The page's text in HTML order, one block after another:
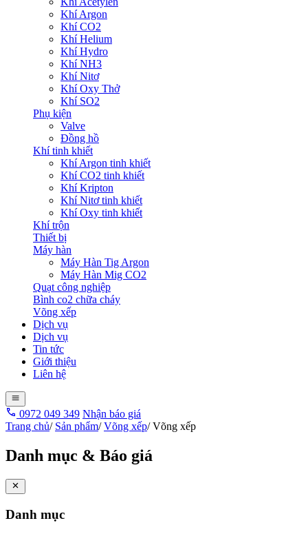
Khí Argon
Khí CO2
Khí Helium
Khí Hydro
Khí NH3
Khí Nitơ
Khí Oxy Thở
Khí SO2
Phụ kiện
Valve
Đồng hồ
Khí tinh khiết
Khí Argon tinh khiết
Khí CO2 tinh khiết
Khí Kripton
Khí Nitơ tinh khiết
Khí Oxy tinh khiết
Khí trộn
Thiết bị
Máy hàn
Máy Hàn Tig Argon
Máy Hàn Mig CO2
Quạt công nghiệp
Bình co2 chữa cháy
Võng xếp
Dịch vụ
Dịch vụ
Tin tức
Giới thiệu
Liên hệ
0972 049 349 Nhận báo giá
Trang chủ/ Sản phẩm/ Võng xếp/ Võng xếp
Danh mục & Báo giá
Danh mục